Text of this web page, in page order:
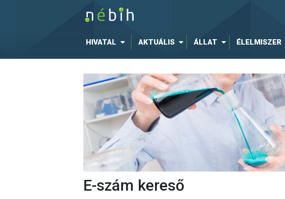
HIVATAL AKTUÁLIS ÁLLAT ÉLELMISZER
E-szám kereső